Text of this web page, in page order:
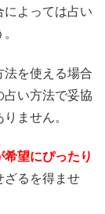
によっては占い
法を使える場合
占い方法で妥協
ません。
望にぴったり
ざるを得ませ